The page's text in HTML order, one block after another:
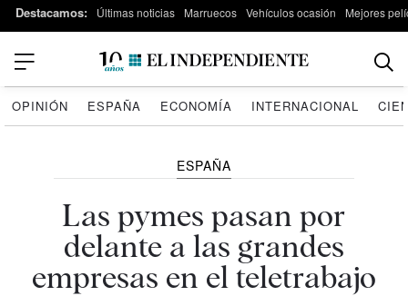
Destacamos: Últimas noticias Marruecos Vehículos ocasión Mejores
OPINIÓN ESPAÑA ECONOMÍA INTERNACIONAL
ESPAÑA
Las pymes pasan por
delante a las grandes
empresas en el teletrabajo